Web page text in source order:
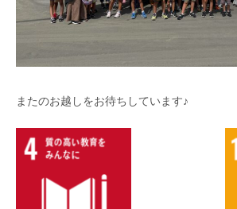
またのお越しをお待ちしています♪